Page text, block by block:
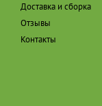
Доставка и сборка
Отзывы
Контакты